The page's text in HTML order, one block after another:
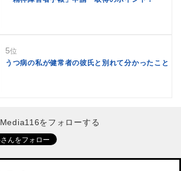
5位
うつ病の私が健常者の彼氏と別れて分かったこと
Media116をフォローする